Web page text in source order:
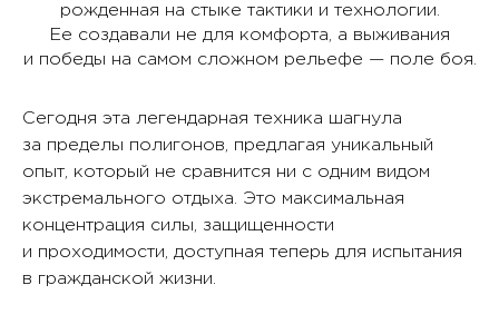
рожденная на стыке тактики и технологии.
Ее создавали не для комфорта, а выживания
и победы на самом сложном рельефе — поле боя.
Сегодня эта легендарная техника шагнула
за пределы полигонов, предлагая уникальный
опыт, который не сравнится ни с одним видом
экстремального отдыха. Это максимальная
концентрация силы, защищенности
и проходимости, доступная теперь для испытания
в гражданской жизни.